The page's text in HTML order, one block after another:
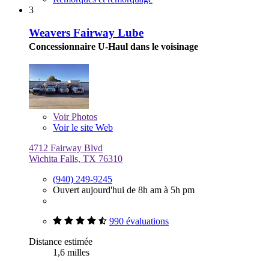
3
Weavers Fairway Lube
Concessionnaire U-Haul dans le voisinage
VoirPhotos
Voir le site Web
4712 Fairway Blvd
Wichita Falls, TX 76310
(940) 249-9245
Ouvert aujourd'hui de 8h am à 5h pm
990 évaluations
Distance estimée
1,6 milles